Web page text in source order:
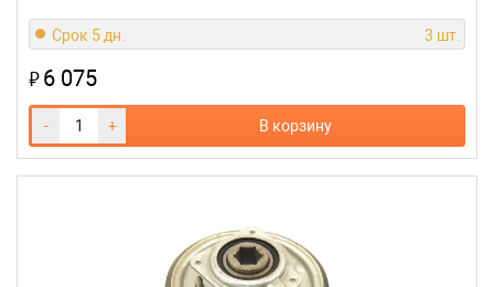
Срок 5 дн. 3 шт.
₽6 075
- + В корзину